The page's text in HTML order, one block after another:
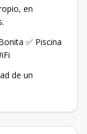
en
✅ Piscina
de un